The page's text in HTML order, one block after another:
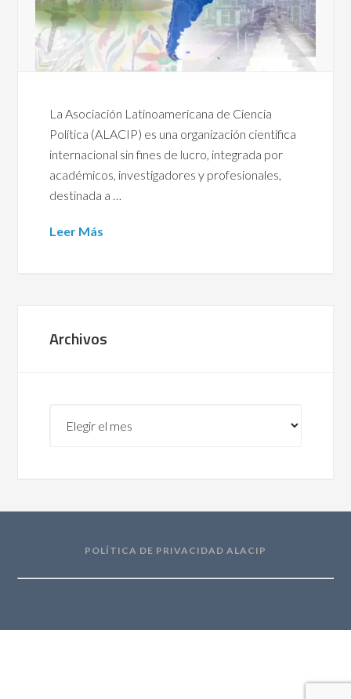
La Asociación Latinoamericana de Ciencia
Política (ALACIP) es una organización científica
internacional sin fines de lucro, integrada por
académicos, investigadores y profesionales,
destinada a …
Leer Más
Archivos
POLÍTICA DE PRIVACIDAD ALACIP